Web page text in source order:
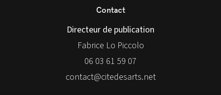
Contact
Directeur de publication
Fabrice Lo Piccolo
06 03 61 59 07
contact@citedesarts.net